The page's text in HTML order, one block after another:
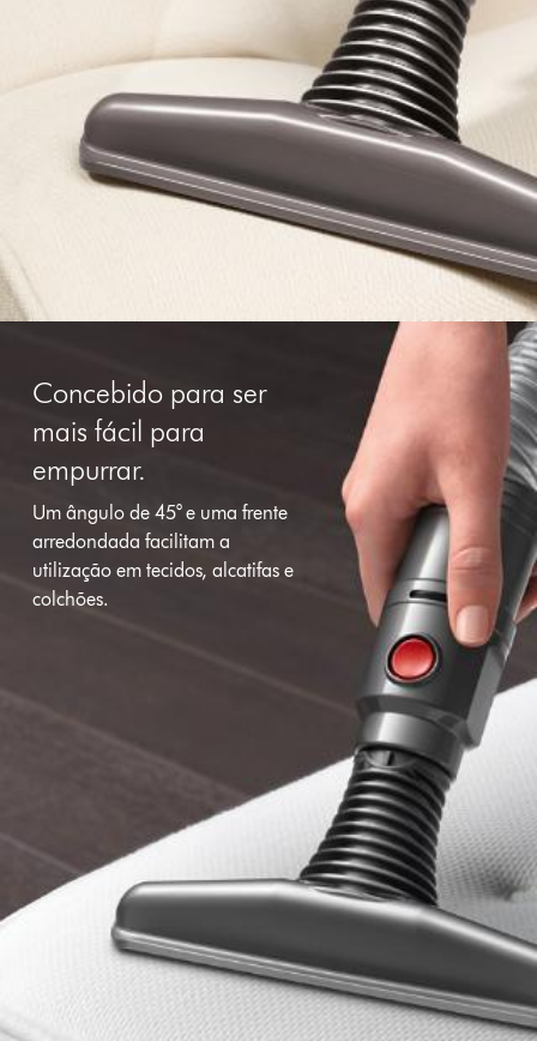
Concebido para ser
mais fácil para
empurrar.
Um ângulo de 45° e uma frente
arredondada facilitam a
utilização em tecidos, alcatifas e
colchões.